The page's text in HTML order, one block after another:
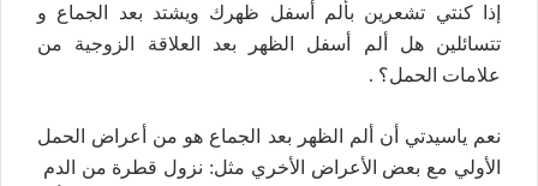
إذا كنتي تشعرين بألم أسفل ظهرك ويشتد بعد الجماع و
تتسائلين هل ألم أسفل الظهر بعد العلاقة الزوجية من
علامات الحمل؟ .
نعم ياسيدتي أن ألم الظهر بعد الجماع هو من أعراض الحمل
الأولي مع بعض الأعراض الأخري مثل: نزول قطرة من الدم